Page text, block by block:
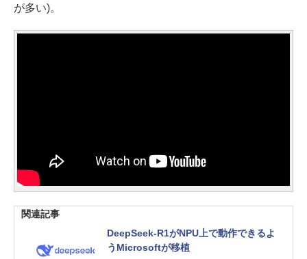
が多い)。
関連記事
DeepSeek-R1がNPU上で動作できるよ
うMicrosoftが移植